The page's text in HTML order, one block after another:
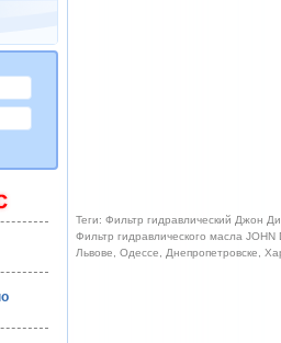
Теги: Фильтр гидравлический Джон
Фильтр гидравлического масла
Львове, Одессе, Днепропетровске,